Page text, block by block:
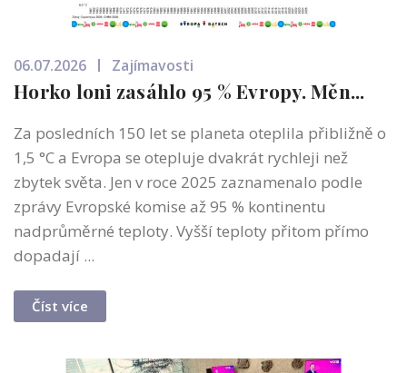
06.07.2026 Zajímavosti
Horko loni zasáhlo 95 % Evropy. Měn...
Za posledních 150 let se planeta oteplila přibližně o
1,5 °C a Evropa se otepluje dvakrát rychleji než
zbytek světa. Jen v roce 2025 zaznamenalo podle
zprávy Evropské komise až 95 % kontinentu
nadprůměrné teploty. Vyšší teploty přitom přímo
dopadají ...
Číst více